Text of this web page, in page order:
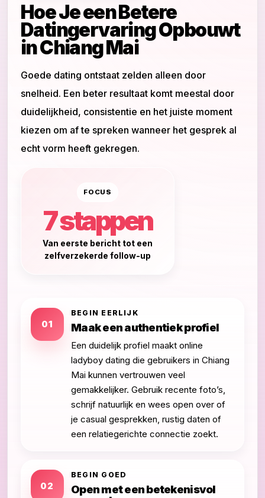
Hoe Je een Betere
Datingervaring Opbouwt
in Chiang Mai
Goede dating ontstaat zelden alleen door
snelheid. Een beter resultaat komt meestal door
duidelijkheid, consistentie en het juiste moment
kiezen om af te spreken wanneer het gesprek al
echt vorm heeft gekregen.
FOCUS
7 stappen
Van eerste bericht tot een
zelfverzekerde follow-up
01
BEGIN EERLIJK
Maak een authentiek profiel
Een duidelijk profiel maakt online
ladyboy dating die gebruikers in Chiang
Mai kunnen vertrouwen veel
gemakkelijker. Gebruik recente foto’s,
schrijf natuurlijk en wees open over of
je casual gesprekken, rustig daten of
een relatiegerichte connectie zoekt.
02
BEGIN GOED
Open met een betekenisvol